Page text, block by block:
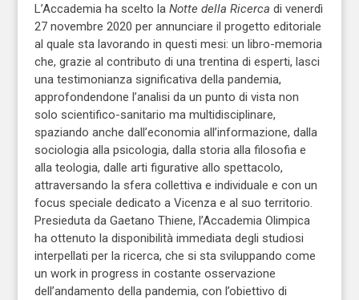
L’Accademia ha scelto laNotte della Ricerca di venerdì
27 novembre 2020 per annunciare il progetto editoriale
al quale sta lavorando in questi mesi: un libro-memoria
che, grazie al contributo di una trentina di esperti, lasci
una testimonianza significativa della pandemia,
approfondendone l’analisi da un punto di vista non
solo scientifico-sanitario ma multidisciplinare,
spaziando anche dall’economia all’informazione, dalla
sociologia alla psicologia, dalla storia alla filosofia e
alla teologia, dalle arti figurative allo spettacolo,
attraversando la sfera collettiva e individuale e con un
focus speciale dedicato a Vicenza e al suo territorio.
Presieduta da Gaetano Thiene, l’Accademia Olimpica
ha ottenuto la disponibilità immediata degli studiosi
interpellati per la ricerca, che si sta sviluppando come
un work in progress in costante osservazione
dell’andamento della pandemia, con l’obiettivo di